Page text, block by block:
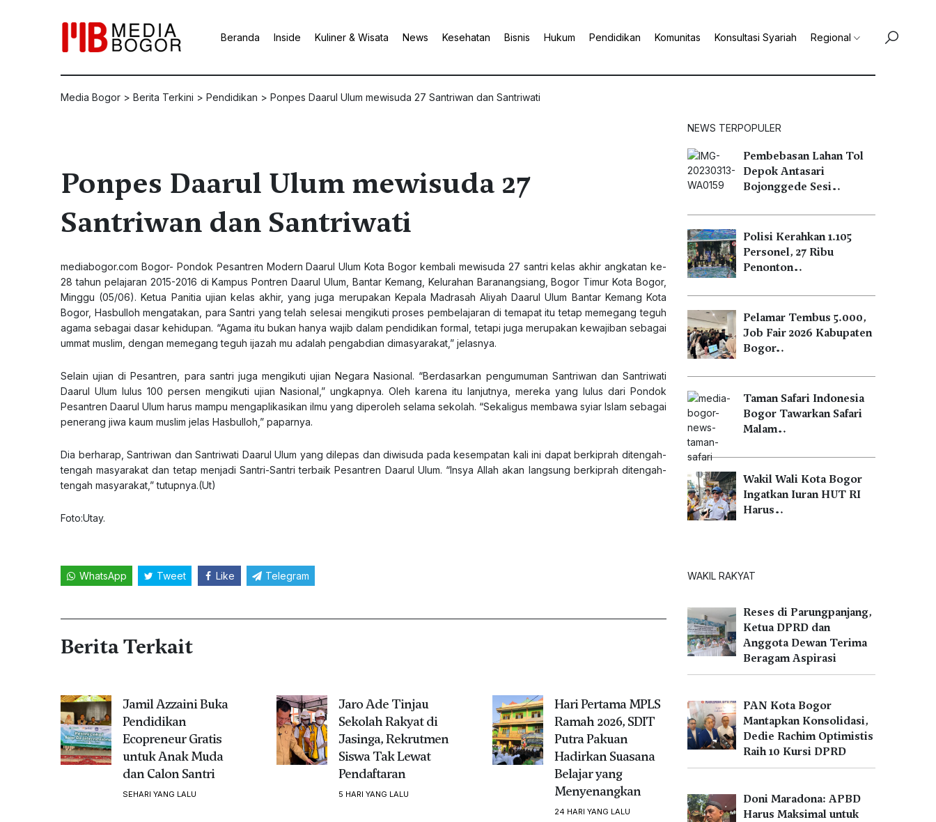
Beranda Inside Kuliner & Wisata News Kesehatan Bisnis Hukum Pendidikan Komunitas Konsultasi Syariah Regional
Media Bogor > Berita Terkini > Pendidikan > Ponpes Daarul Ulum mewisuda 27 Santriwan dan Santriwati
Ponpes Daarul Ulum mewisuda 27
Santriwan dan Santriwati
mediabogor.com Bogor- Pondok Pesantren Modern Daarul Ulum Kota Bogor kembali mewisuda 27 santri kelas akhir angkatan ke-
28 tahun pelajaran 2015-2016 di Kampus Pontren Daarul Ulum, Bantar Kemang, Kelurahan Baranangsiang, Bogor Timur Kota Bogor,
Minggu (05/06). Ketua Panitia ujian kelas akhir, yang juga merupakan Kepala Madrasah Aliyah Daarul Ulum Bantar Kemang Kota
Bogor, Hasbulloh mengatakan, para Santri yang telah selesai mengikuti proses pembelajaran di temapat itu tetap memegang teguh
agama sebagai dasar kehidupan. “Agama itu bukan hanya wajib dalam pendidikan formal, tetapi juga merupakan kewajiban sebagai
ummat muslim, dengan memegang teguh ijazah mu adalah pengabdian dimasyarakat,” jelasnya.
Selain ujian di Pesantren, para santri juga mengikuti ujian Negara Nasional. “Berdasarkan pengumuman Santriwan dan Santriwati
Daarul Ulum lulus 100 persen mengikuti ujian Nasional,” ungkapnya. Oleh karena itu lanjutnya, mereka yang lulus dari Pondok
Pesantren Daarul Ulum harus mampu mengaplikasikan ilmu yang diperoleh selama sekolah. “Sekaligus membawa syiar Islam sebagai
penerang jiwa kaum muslim jelas Hasbulloh,” paparnya.
Dia berharap, Santriwan dan Santriwati Daarul Ulum yang dilepas dan diwisuda pada kesempatan kali ini dapat berkiprah ditengah-
tengah masyarakat dan tetap menjadi Santri-Santri terbaik Pesantren Daarul Ulum. “Insya Allah akan langsung berkiprah ditengah-
tengah masyarakat,” tutupnya.(Ut)
Foto:Utay.
WhatsApp Tweet Like Telegram
Berita Terkait
Jamil Azzaini Buka
Pendidikan
Ecopreneur Gratis
untuk Anak Muda
dan Calon Santri
SEHARI YANG LALU
Jaro Ade Tinjau
Sekolah Rakyat di
Jasinga, Rekrutmen
Siswa Tak Lewat
Pendaftaran
5 HARI YANG LALU
Hari Pertama MPLS
Ramah 2026, SDIT
Putra Pakuan
Hadirkan Suasana
Belajar yang
Menyenangkan
24 HARI YANG LALU
NEWS TERPOPULER
Pembebasan Lahan Tol
Depok Antasari
Bojonggede Sesi…
Polisi Kerahkan 1.105
Personel, 27 Ribu
Penonton…
Pelamar Tembus 5.000,
Job Fair 2026 Kabupaten
Bogor…
Taman Safari Indonesia
Bogor Tawarkan Safari
Malam…
Wakil Wali Kota Bogor
Ingatkan Iuran HUT RI
Harus…
WAKIL RAKYAT
Reses di Parungpanjang,
Ketua DPRD dan
Anggota Dewan Terima
Beragam Aspirasi
PAN Kota Bogor
Mantapkan Konsolidasi,
Dedie Rachim Optimistis
Raih 10 Kursi DPRD
Doni Maradona: APBD
Harus Maksimal untuk